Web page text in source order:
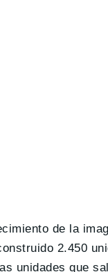
de la
2.450
unidades que